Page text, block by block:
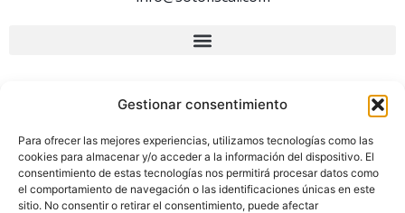
Gestionar consentimiento
Para ofrecer las mejores experiencias, utilizamos tecnologías como las
cookies para almacenar y/o acceder a la información del dispositivo. El
consentimiento de estas tecnologías nos permitirá procesar datos como
el comportamiento de navegación o las identificaciones únicas en este
sitio. No consentir o retirar el consentimiento, puede afectar